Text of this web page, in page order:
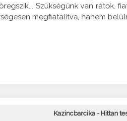
Szükségünk van rátok,
megfiatalítva, hanem
Kazincbarcika - Hittan